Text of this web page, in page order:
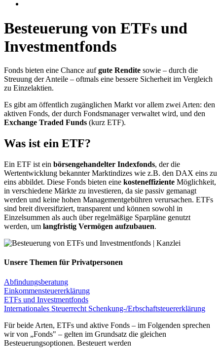
Besteuerung von ETFs und
Investmentfonds
Fonds bieten eine Chance aufgute Rendite sowie – durch die
Streuung der Anteile – oftmals eine bessere Sicherheit im Vergleich
zu Einzelaktien.
Es gibt am öffentlich zugänglichen Markt vor allem zwei Arten: den
aktiven Fonds, der durch Fondsmanager verwaltet wird, und den
Exchange Traded Funds (kurz ETF).
Was ist ein ETF?
Ein ETF ist ein börsengehandelter Indexfonds, der die
Wertentwicklung bekannter Marktindizes wie z.B. den DAX eins zu
eins abbildet. Diese Fonds bieten eine kosteneffiziente Möglichkeit,
in verschiedene Märkte zu investieren, da sie passiv gemanagt
werden und keine hohen Managementgebühren verursachen. ETFs
sind breit diversifiziert, transparent und können sowohl in
Einzelsummen als auch über regelmäßige Sparpläne genutzt
werden, um langfristig Vermögen aufzubauen.
Unsere Themen für Privatpersonen
Abfindungsberatung
Einkommensteuererklärung
ETFs und Investmentfonds
Internationales Steuerrecht Schenkung-/Erbschaftsteuererklärung
Für beide Arten, ETFs und aktive Fonds – im Folgenden sprechen
wir von „Fonds" – gelten im Grundsatz die gleichen
Besteuerungsoptionen. Besteuert werden